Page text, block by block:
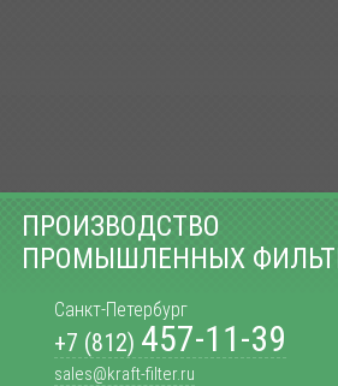
ПРОИЗВОДСТВО
ПРОМЫШЛЕННЫХ
Санкт-Петербург
+7 (812) 457-11-39
sales@kraft-filter.ru